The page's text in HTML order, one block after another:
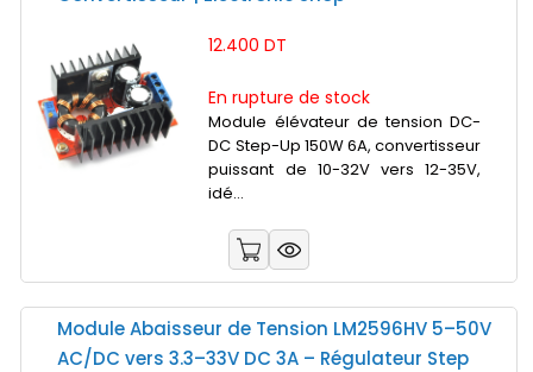
12.400 DT
En rupture de stock
Module élévateur de tension DC-
DC Step-Up 150W 6A, convertisseur
puissant de 10-32V vers 12-35V,
idé...
Module Abaisseur de Tension LM2596HV 5–50V
AC/DC vers 3.3–33V DC 3A – Régulateur Step